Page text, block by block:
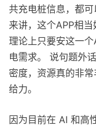
共充电桩信息，都
来讲，这个APP相当
理论上只要安这一
电需求。 说句题外
密度，资源真的非
给力。
因为目前在 AI 和高